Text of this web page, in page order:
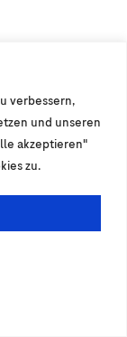
verbessern,
und unseren
akzeptieren"
zu.